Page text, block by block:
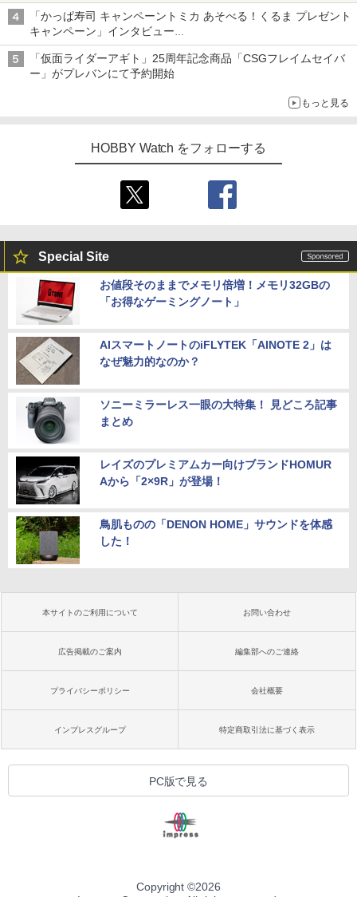
「かっぱ寿司 キャンペーントミカ あそべる！くるま プレゼント
キャンペーン」インタビュー
子どもが楽しめるかっぱ寿司ならではの体験とコラボの楽しさを
追求
「仮面ライダーアギト」25周年記念商品「CSGフレイムセイバ
ー」がプレバンにて予約開始
もっと見る
HOBBY Watch をフォローする
Special Site
お値段そのままでメモリ倍増！メモリ32GBの
「お得なゲーミングノート」
AIスマートノートのiFLYTEK「AINOTE 2」は
なぜ魅力的なのか？
ソニーミラーレス一眼の大特集！ 見どころ記事
まとめ
レイズのプレミアムカー向けブランドHOMUR
Aから「2×9R」が登場！
鳥肌ものの「DENON HOME」サウンドを体感
した！
本サイトのご利用について お問い合わせ
広告掲載のご案内 編集部へのご連絡
プライバシーポリシー 会社概要
インプレスグループ 特定商取引法に基づく表示
PC版で見る
Copyright ©2026